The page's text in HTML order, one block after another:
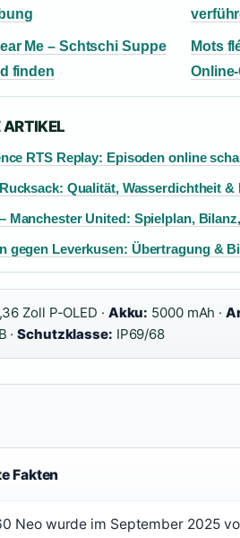
Me – Schtschi Suppe
finden
Mots
RTS Replay: Episoden online
Qualität, Wasserdichtheit &
Manchester United: Spielplan,
gegen Leverkusen: Übertragung &
Zoll P-OLED · Akku: 5000 mAh ·
·Schutzklasse: IP69/68
Fakten
Neo wurde im September 2025